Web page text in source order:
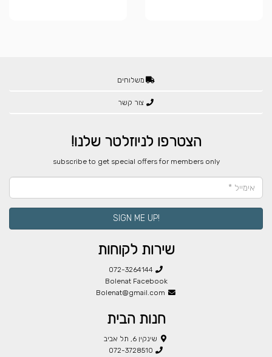
משלוחים
צור קשר
הצטרפו לניוזלטר שלנו!
​subscribe to get special offers for members only
!SIGN ME UP
שירות לקוחות
072-3264144
Bolenat Facebook
Bolenat@gmail.com
חנות הבית
שינקין 6, תל אביב
072-3728510